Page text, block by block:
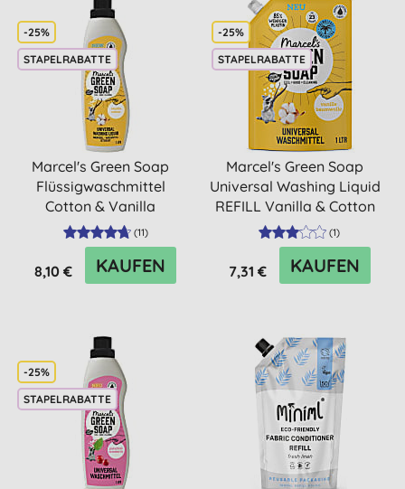
-25%
STAPELRABATTE
Marcel's Green Soap
Flüssigwaschmittel
Cotton & Vanilla
(11)
8,10 € KAUFEN
-25%
STAPELRABATTE
Marcel's Green Soap
Universal Washing Liquid
REFILL Vanilla & Cotton
(1)
7,31 € KAUFEN
-25%
STAPELRABATTE